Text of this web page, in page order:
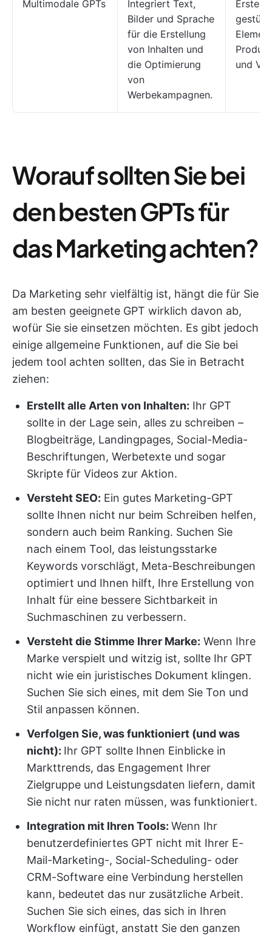
Multimodale GPTs
Integriert Text,
Bilder und Sprache
für die Erstellung
von Inhalten und
die Optimierung
von
Werbekampagnen.
und
Worauf sollten Sie bei
den besten GPTs für
das Marketing achten?
Da Marketing sehr vielfältig ist, hängt die für Sie
am besten geeignete GPT wirklich davon ab,
wofür Sie sie einsetzen möchten. Es gibt jedoch
einige allgemeine Funktionen, auf die Sie bei
jedem tool achten sollten, das Sie in Betracht
ziehen:
Erstellt alle Arten von Inhalten: Ihr GPT
sollte in der Lage sein, alles zu schreiben –
Blogbeiträge, Landingpages, Social-Media-
Beschriftungen, Werbetexte und sogar
Skripte für Videos zur Aktion.
Versteht SEO: Ein gutes Marketing-GPT
sollte Ihnen nicht nur beim Schreiben helfen,
sondern auch beim Ranking. Suchen Sie
nach einem Tool, das leistungsstarke
Keywords vorschlägt, Meta-Beschreibungen
optimiert und Ihnen hilft, Ihre Erstellung von
Inhalt für eine bessere Sichtbarkeit in
Suchmaschinen zu verbessern.
Versteht die Stimme Ihrer Marke: Wenn Ihre
Marke verspielt und witzig ist, sollte Ihr GPT
nicht wie ein juristisches Dokument klingen.
Suchen Sie sich eines, mit dem Sie Ton und
Stil anpassen können.
Verfolgen Sie, was funktioniert (und was
nicht): Ihr GPT sollte Ihnen Einblicke in
Markttrends, das Engagement Ihrer
Zielgruppe und Leistungsdaten liefern, damit
Sie nicht nur raten müssen, was funktioniert.
Integration mit Ihren Tools: Wenn Ihr
benutzerdefiniertes GPT nicht mit Ihrer E-
Mail-Marketing-, Social-Scheduling- oder
CRM-Software eine Verbindung herstellen
kann, bedeutet das nur zusätzliche Arbeit.
Suchen Sie sich eines, das sich in Ihren
Workflow einfügt, anstatt Sie den ganzen